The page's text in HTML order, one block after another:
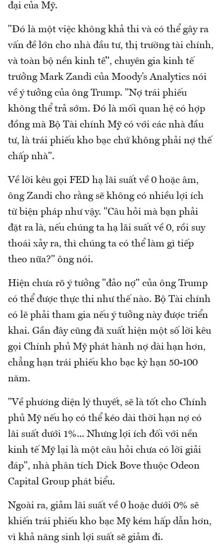
đại của Mỹ.
"Đó là một việc không khả thi và có thể gây ra
vấn đề lớn cho nhà đầu tư, thị trường tài chính,
và toàn bộ nền kinh tế", chuyên gia kinh tế
trưởng Mark Zandi của Moody’s Analytics nói
về ý tưởng của ông Trump. "Nợ trái phiếu
không thể trả sớm. Đó là mối quan hệ có hợp
đồng mà Bộ Tài chính Mỹ có với các nhà đầu
tư, là trái phiếu kho bạc chứ không phải nợ thế
chấp nhà".
Về lời kêu gọi FED hạ lãi suất về 0 hoặc âm,
ông Zandi cho rằng sẽ không có nhiều lợi ích
từ biện pháp như vậy. "Câu hỏi mà bạn phải
đặt ra là, nếu chúng ta hạ lãi suất về 0, rồi suy
thoái xảy ra, thì chúng ta có thể làm gì tiếp
theo nữa?" ông nói.
Hiện chưa rõ ý tưởng "đảo nợ" của ông Trump
có thể được thực thi như thế nào. Bộ Tài chính
có lẽ phải tham gia nếu ý tưởng này được triển
khai. Gần đây cũng đã xuất hiện một số lời kêu
gọi Chính phủ Mỹ phát hành nợ dài hạn hơn,
chẳng hạn trái phiếu kho bạc kỳ hạn 50-100
năm.
"Về phương diện lý thuyết, sẽ là tốt cho Chính
phủ Mỹ nếu họ có thể kéo dài thời hạn nợ có
lãi suất dưới 1%... Nhưng lợi ích đối với nền
kinh tế Mỹ lại là một câu hỏi chưa có lời giải
đáp", nhà phân tích Dick Bove thuộc Odeon
Capital Group phát biểu.
Ngoài ra, giảm lãi suất về 0 hoặc dưới 0% sẽ
khiến trái phiếu kho bạc Mỹ kém hấp dẫn hơn,
vì khả năng sinh lợi suất sẽ giảm đi.